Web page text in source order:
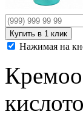
Нажимая на